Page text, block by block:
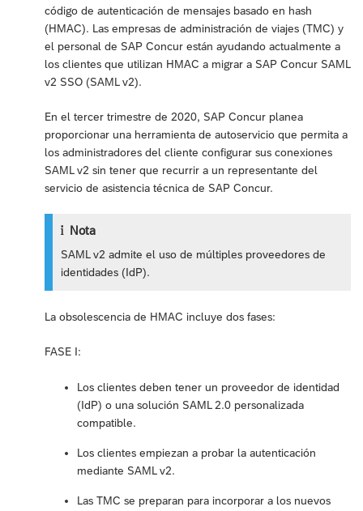
código de autenticación de mensajes basado en hash
(HMAC). Las empresas de administración de viajes (TMC) y
el personal de SAP Concur están ayudando actualmente a
los clientes que utilizan HMAC a migrar a SAP Concur SAML
v2 SSO (SAML v2).
En el tercer trimestre de 2020, SAP Concur planea
proporcionar una herramienta de autoservicio que permita a
los administradores del cliente configurar sus conexiones
SAML v2 sin tener que recurrir a un representante del
servicio de asistencia técnica de SAP Concur.
Nota
SAML v2 admite el uso de múltiples proveedores de
identidades (IdP).
La obsolescencia de HMAC incluye dos fases:
FASE I:
Los clientes deben tener un proveedor de identidad
(IdP) o una solución SAML 2.0 personalizada
compatible.
Los clientes empiezan a probar la autenticación
mediante SAML v2.
Las TMC se preparan para incorporar a los nuevos